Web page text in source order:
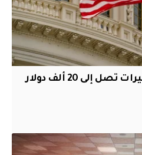
أميركا تقر سندات تأشيرات تصل إلى 20 ألف دولار